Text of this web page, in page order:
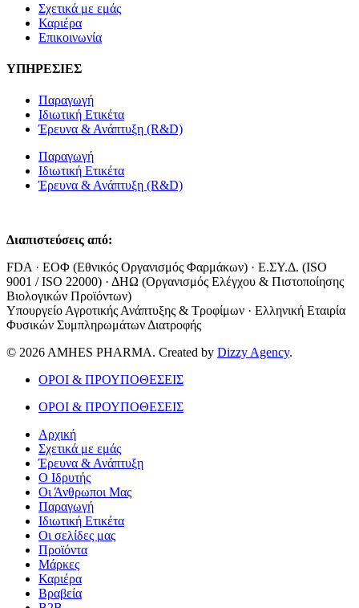
Σχετικά με εμάς
Καριέρα
Επικοινωνία
ΥΠΗΡΕΣΙΕΣ
Παραγωγή
Ιδιωτική Ετικέτα
Έρευνα & Ανάπτυξη (R&D)
Παραγωγή
Ιδιωτική Ετικέτα
Έρευνα & Ανάπτυξη (R&D)
Διαπιστεύσεις από:
FDA · ΕΟΦ (Εθνικός Οργανισμός Φαρμάκων) · Ε.ΣΥ.Δ. (ISO
9001 / ISO 22000) · ΔΗΩ (Οργανισμός Ελέγχου & Πιστοποίησης
Βιολογικών Προϊόντων)
Υπουργείο Αγροτικής Ανάπτυξης & Τροφίμων · Ελληνική Εταιρία
Φυσικών Συμπληρωμάτων Διατροφής
© 2026 AMHES PHARMA. Created by Dizzy Agency.
ΟΡΟΙ & ΠΡΟΥΠΟΘΕΣΕΙΣ
ΟΡΟΙ & ΠΡΟΥΠΟΘΕΣΕΙΣ
Αρχική
Σχετικά με εμάς
Έρευνα & Ανάπτυξη
Ο Ιδρυτής
Οι Άνθρωποι Μας
Παραγωγή
Ιδιωτική Ετικέτα
Οι σελίδες μας
Προϊόντα
Μάρκες
Καριέρα
Βραβεία